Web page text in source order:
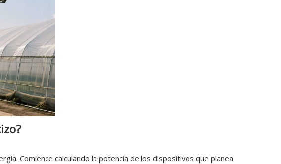
Comience calculando la potencia de los dispositivos que planea